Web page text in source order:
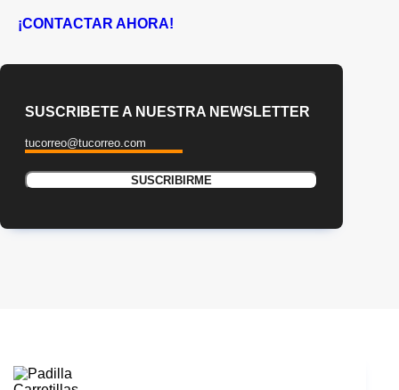
¡CONTACTAR AHORA!
SUSCRIBETE A NUESTRA NEWSLETTER